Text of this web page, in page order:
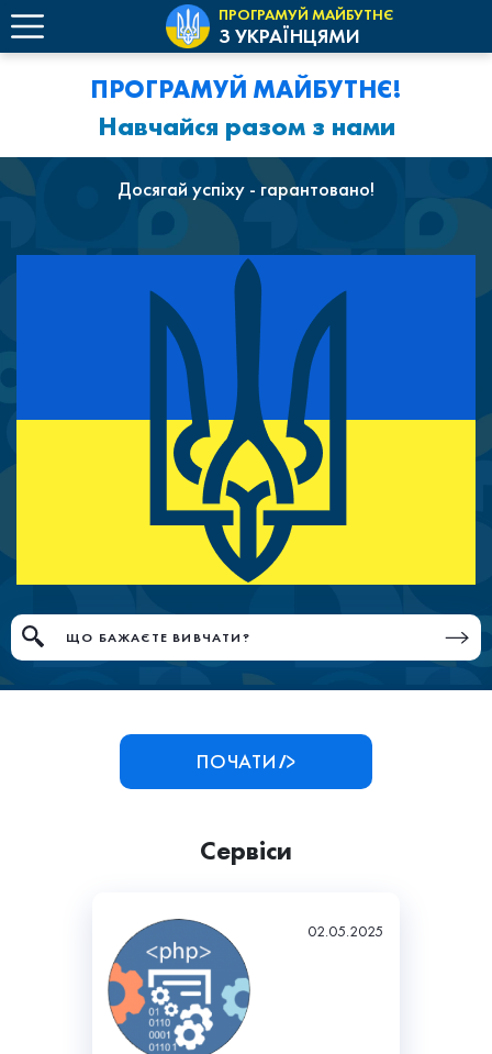
ПРОГРАМУЙ МАЙБУТНЄ
З УКРАЇНЦЯМИ
МАЙБУТНЄ!ПРОГРАМУЙ МАЙБУТНЄ!
Навчайся разом з нами
Досягай успіху - гарантовано!
ПОЧАТИ
Сервіси
02.05.2025